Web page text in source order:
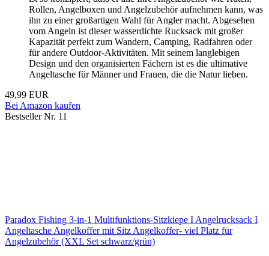
Rollen, Angelboxen und Angelzubehör aufnehmen kann, was
ihn zu einer großartigen Wahl für Angler macht. Abgesehen
vom Angeln ist dieser wasserdichte Rucksack mit großer
Kapazität perfekt zum Wandern, Camping, Radfahren oder
für andere Outdoor-Aktivitäten. Mit seinem langlebigen
Design und den organisierten Fächern ist es die ultimative
Angeltasche für Männer und Frauen, die die Natur lieben.
49,99 EUR
Bei Amazon kaufen
Bestseller Nr. 11
Paradox Fishing 3-in-1 Multifunktions-Sitzkiepe I Angelrucksack I
Angeltasche Angelkoffer mit Sitz Angelkoffer- viel Platz für
Angelzubehör (XXL Set schwarz/grün)